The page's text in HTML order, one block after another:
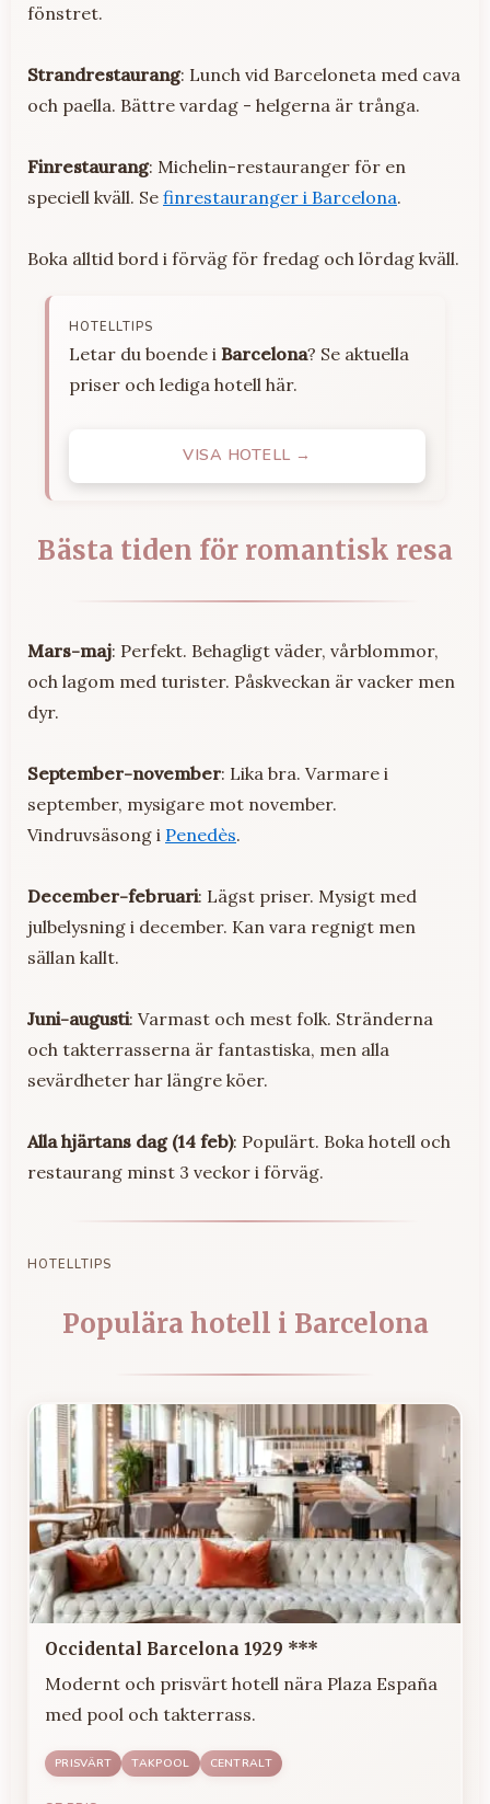
fönstret.
Strandrestaurang: Lunch vid Barceloneta med cava
och paella. Bättre vardag - helgerna är trånga.
Finrestaurang: Michelin-restauranger för en
speciell kväll. Se finrestauranger i Barcelona.
Boka alltid bord i förväg för fredag och lördag kväll.
HOTELLTIPS
Letar du boende i Barcelona? Se aktuella
priser och lediga hotell här.
VISA HOTELL →
Bästa tiden för romantisk resa
Mars-maj: Perfekt. Behagligt väder, vårblommor,
och lagom med turister. Påskveckan är vacker men
dyr.
September-november: Lika bra. Varmare i
september, mysigare mot november.
Vindruvsäsong i Penedès.
December-februari: Lägst priser. Mysigt med
julbelysning i december. Kan vara regnigt men
sällan kallt.
Juni-augusti: Varmast och mest folk. Stränderna
och takterrasserna är fantastiska, men alla
sevärdheter har längre köer.
Alla hjärtans dag (14 feb): Populärt. Boka hotell och
restaurang minst 3 veckor i förväg.
HOTELLTIPS
Populära hotell i Barcelona
Occidental Barcelona 1929 ***
Modernt och prisvärt hotell nära Plaza España
med pool och takterrass.
PRISVÄRT TAKPOOL CENTRALT